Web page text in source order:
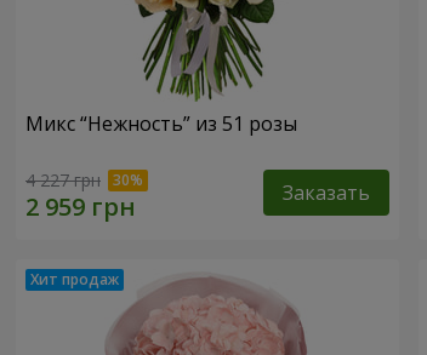
Микс “Нежность” из 51 розы
4 227 грн Заказать